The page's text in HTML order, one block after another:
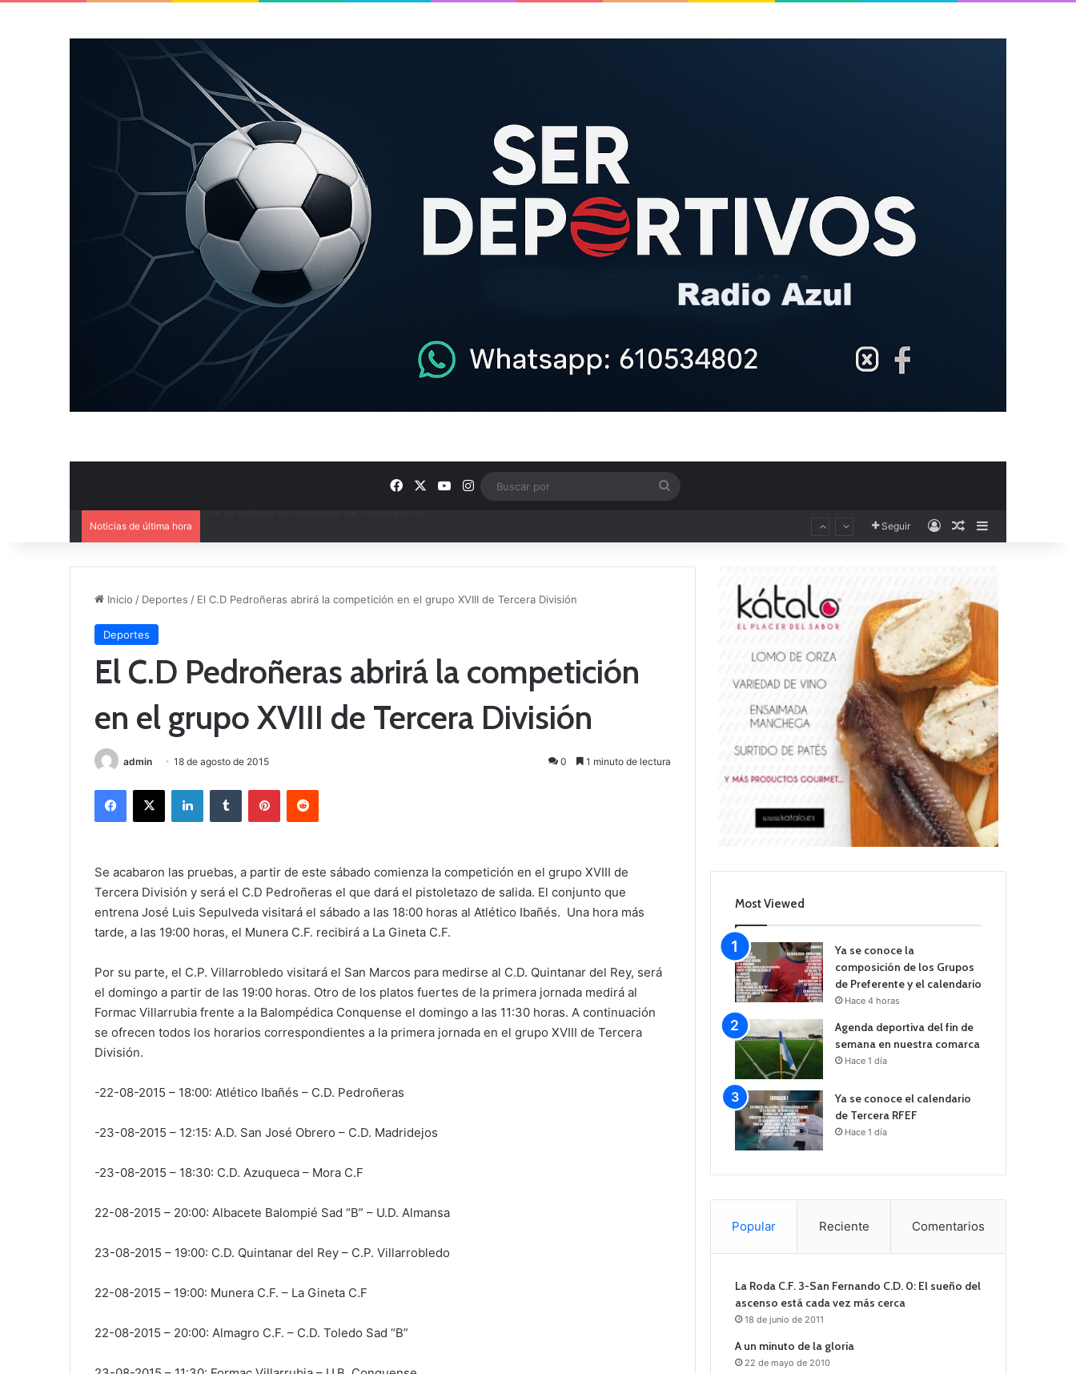
FacebookYouTube
Instagram
Noticias de última hora Seguir AccesoPublicación al
Inicio / Deportes / El C.D Pedroñeras abrirá la competición en el grupo XVIII de Tercera División
Deportes
El C.D Pedroñeras abrirá la competición
en el grupo XVIII de Tercera División
admin 18 de agosto de 2015 0 1 minuto de lectura
Se acabaron las pruebas, a partir de este sábado comienza la competición en el grupo XVIII de
Tercera División y será el C.D Pedroñeras el que dará el pistoletazo de salida. El conjunto que
entrena José Luis Sepulveda visitará el sábado a las 18:00 horas al Atlético Ibañés. Una hora más
tarde, a las 19:00 horas, el Munera C.F. recibirá a La Gineta C.F.
Por su parte, el C.P. Villarrobledo visitará el San Marcos para medirse al C.D. Quintanar del Rey, será
el domingo a partir de las 19:00 horas. Otro de los platos fuertes de la primera jornada medirá al
Formac Villarrubia frente a la Balompédica Conquense el domingo a las 11:30 horas. A continuación
se ofrecen todos los horarios correspondientes a la primera jornada en el grupo XVIII de Tercera
División.
-22-08-2015 – 18:00: Atlético Ibañés – C.D. Pedroñeras
-23-08-2015 – 12:15: A.D. San José Obrero – C.D. Madridejos
-23-08-2015 – 18:30: C.D. Azuqueca – Mora C.F
22-08-2015 – 20:00: Albacete Balompié Sad “B” – U.D. Almansa
23-08-2015 – 19:00: C.D. Quintanar del Rey – C.P. Villarrobledo
22-08-2015 – 19:00: Munera C.F. – La Gineta C.F
22-08-2015 – 20:00: Almagro C.F. – C.D. Toledo Sad “B”
Most Viewed
Ya se conoce la
composición de los Grupos
de Preferente y el calendario
Hace 4 horas
Agenda deportiva del fin de
semana en nuestra comarca
Hace 1 día
Ya se conoce el calendario
de Tercera RFEF
Hace 1 día
Popular Reciente Comentarios
La Roda C.F. 3-San Fernando C.D. 0: El sueño del
ascenso está cada vez más cerca
18 de junio de 2011
A un minuto de la gloria
22 de mayo de 2010